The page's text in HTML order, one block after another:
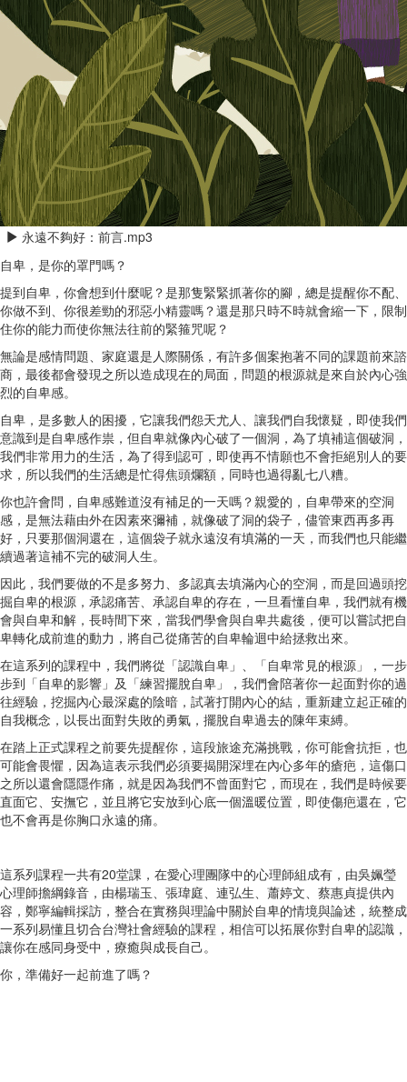
永遠不夠好：前言.mp3
自卑，是你的罩門嗎？
提到自卑，你會想到什麼呢？是那隻緊緊抓著你的腳，總是提醒你不配、
你做不到、你很差勁的邪惡小精靈嗎？還是那只時不時就會縮一下，限制
住你的能力而使你無法往前的緊箍咒呢？
無論是感情問題、家庭還是人際關係，有許多個案抱著不同的課題前來諮
商，最後都會發現之所以造成現在的局面，問題的根源就是來自於內心強
烈的自卑感。
自卑，是多數人的困擾，它讓我們怨天尤人、讓我們自我懷疑，即使我們
意識到是自卑感作祟，但自卑就像內心破了一個洞，為了填補這個破洞，
我們非常用力的生活，為了得到認可，即使再不情願也不會拒絕別人的要
求，所以我們的生活總是忙得焦頭爛額，同時也過得亂七八糟。
你也許會問，自卑感難道沒有補足的一天嗎？親愛的，自卑帶來的空洞
感，是無法藉由外在因素來彌補，就像破了洞的袋子，儘管東西再多再
好，只要那個洞還在，這個袋子就永遠沒有填滿的一天，而我們也只能繼
續過著這補不完的破洞人生。
因此，我們要做的不是多努力、多認真去填滿內心的空洞，而是回過頭挖
掘自卑的根源，承認痛苦、承認自卑的存在，一旦看懂自卑，我們就有機
會與自卑和解，長時間下來，當我們學會與自卑共處後，便可以嘗試把自
卑轉化成前進的動力，將自己從痛苦的自卑輪迴中給拯救出來。
在這系列的課程中，我們將從「認識自卑」、「自卑常見的根源」，一步
步到「自卑的影響」及「練習擺脫自卑」，我們會陪著你一起面對你的過
往經驗，挖掘內心最深處的陰暗，試著打開內心的結，重新建立起正確的
自我概念，以長出面對失敗的勇氣，擺脫自卑過去的陳年束縛。
在踏上正式課程之前要先提醒你，這段旅途充滿挑戰，你可能會抗拒，也
可能會畏懼，因為這表示我們必須要揭開深埋在內心多年的瘡疤，這傷口
之所以還會隱隱作痛，就是因為我們不曾面對它，而現在，我們是時候要
直面它、安撫它，並且將它安放到心底一個溫暖位置，即使傷疤還在，它
也不會再是你胸口永遠的痛。
這系列課程一共有20堂課，在愛心理團隊中的心理師組成有，由吳姵瑩
心理師擔綱錄音，由楊瑞玉、張瑋庭、連弘生、蕭婷文、蔡惠貞提供內
容，鄭寧編輯採訪，整合在實務與理論中關於自卑的情境與論述，統整成
一系列易懂且切合台灣社會經驗的課程，相信可以拓展你對自卑的認識，
讓你在感同身受中，療癒與成長自己。
你，準備好一起前進了嗎？